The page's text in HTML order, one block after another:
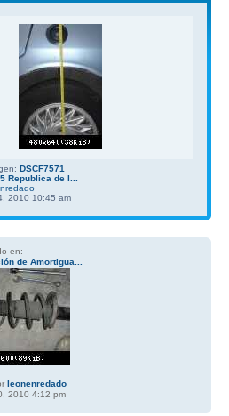
DSCF7571
Republica de l...
2010 10:45 am
en:
de Amortigua...
leonenredado
2010 4:12 pm